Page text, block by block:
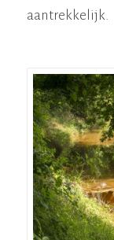
aantrekkelijk.